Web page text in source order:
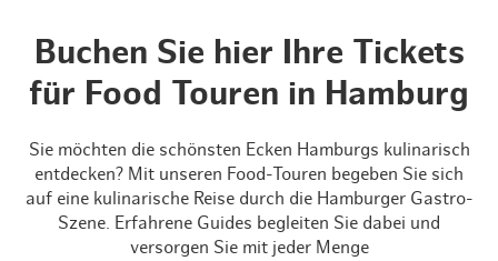
Buchen Sie hier Ihre Tickets
für Food Touren in Hamburg
Sie möchten die schönsten Ecken Hamburgs kulinarisch
entdecken? Mit unseren Food-Touren begeben Sie sich
auf eine kulinarische Reise durch die Hamburger Gastro-
Szene. Erfahrene Guides begleiten Sie dabei und
versorgen Sie mit jeder Menge